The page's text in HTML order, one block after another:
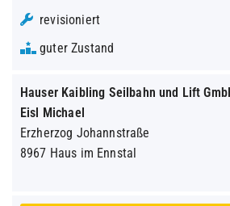
revisioniert
guter Zustand
Hauser Kaibling Seilbahn und Lift
Eisl Michael
Erzherzog Johannstraße
8967 Haus im Ennstal